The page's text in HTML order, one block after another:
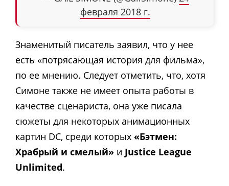
февраля 2018 г.
Знаменитый писатель заявил, что у нее
есть «потрясающая история для фильма»,
по ее мнению. Следует отметить, что, хотя
Симоне также не имеет опыта работы в
качестве сценариста, она уже писала
сюжеты для некоторых анимационных
картин DC, среди которых «Бэтмен:
Храбрый и смелый» и Justice League
Unlimited.